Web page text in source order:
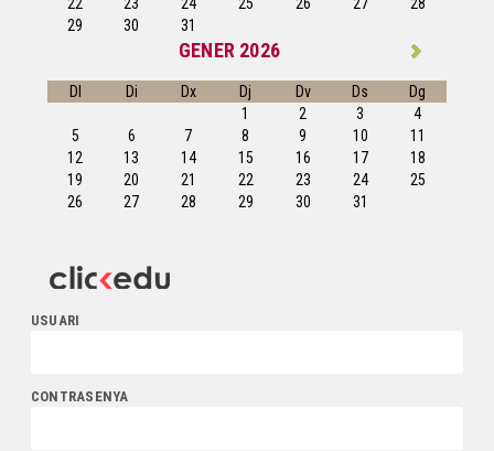
29
30 31
GENER 2026
Dl Di Dx Dj Dv Ds
Dg
1
2 3
4
5
6 7 8 9 10
11
12
13 14 15 16 17
18
19
20 21 22 23 24
25
26
27 28 29 30 31
USUARI
CONTRASENYA